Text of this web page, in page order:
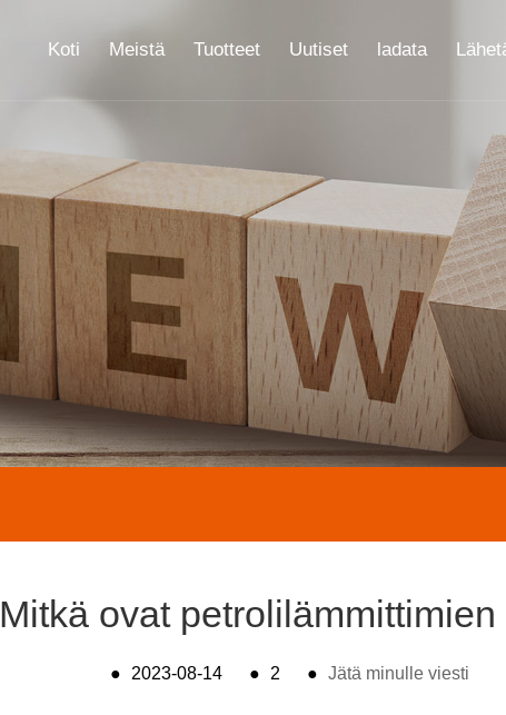
Koti Meistä Tuotteet Uutiset ladata
Mitkä ovat petrolilämmittimien
● 2023-08-14 ● 2 ● Jätä minulle viesti